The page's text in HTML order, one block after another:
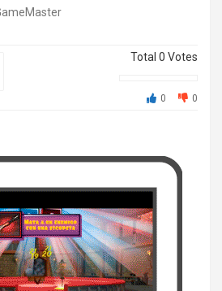
Total 0 Votes
0
0